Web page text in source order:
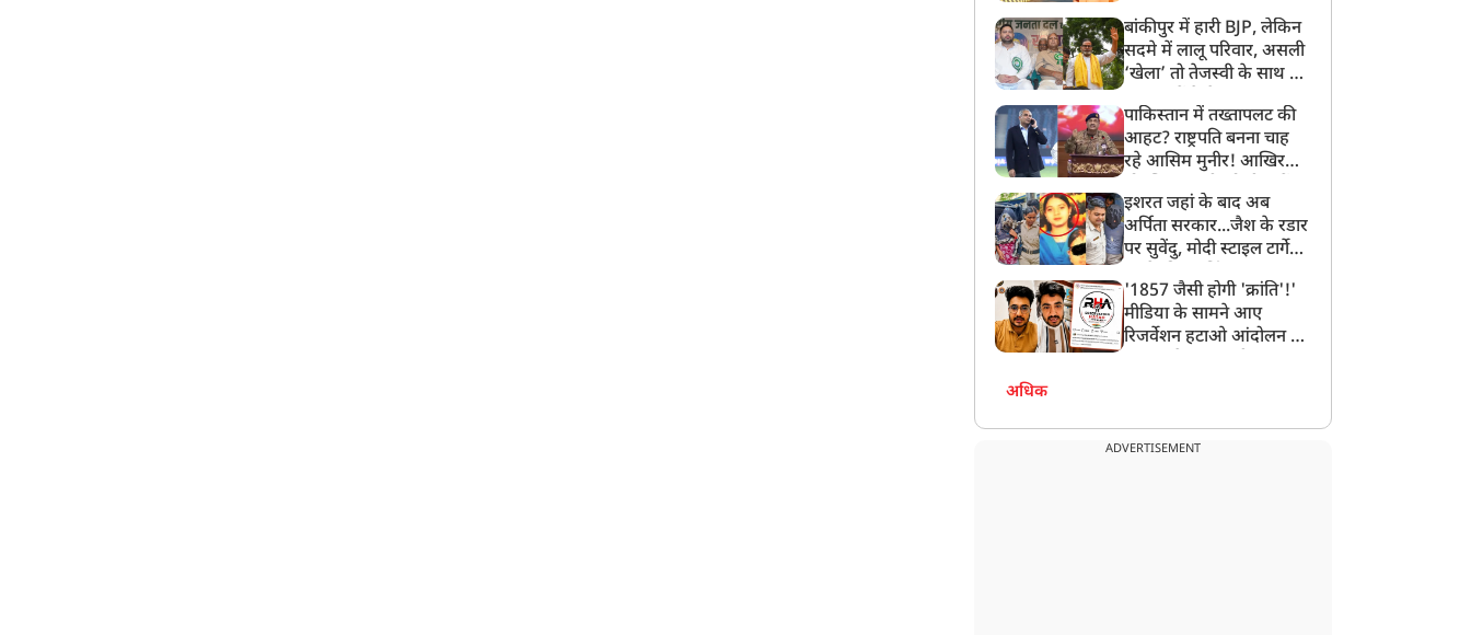
पीढ़ियों का दर्द
बांकीपुर में हारी BJP, लेकिन
सदमे में लालू परिवार, असली
‘खेला’ तो तेजस्वी के साथ हो
पाकिस्तान में तख्तापलट की
आहट? राष्ट्रपति बनना चाह
रहे आसिम मुनीर! आखिर
बनाया मोहरा?
इशरत जहां के बाद अब
अर्पिता सरकार...जैश के रडार
पर सुवेंदु, मोदी स्टाइल टार्गेट
बड़ा एक्शन!
'1857 जैसी होगी 'क्रांति'!'
मीडिया के सामने आए
रिजर्वेशन हटाओ आंदोलन के
अधिक
ADVERTISEMENT